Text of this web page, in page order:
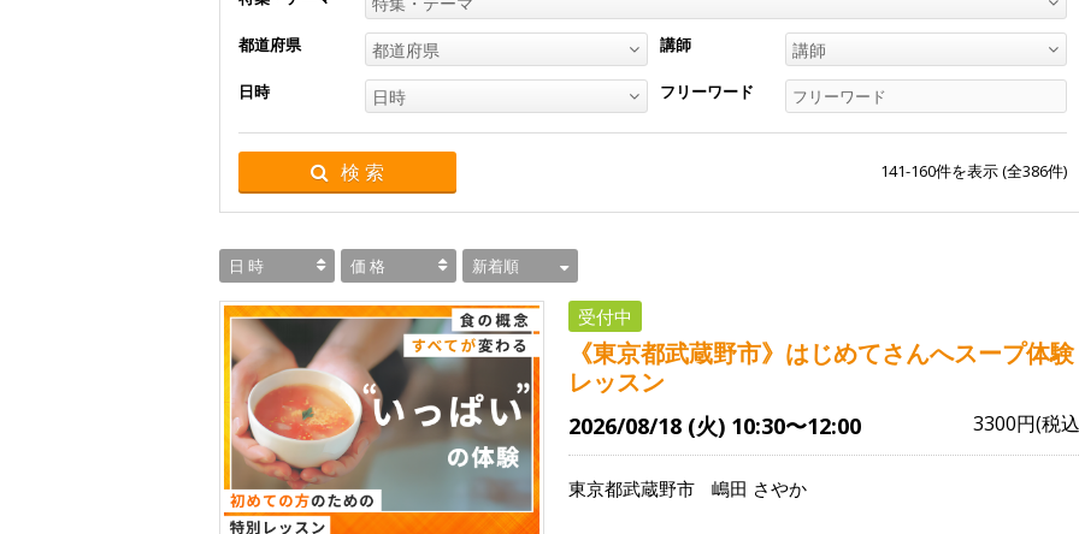
都道府県 都道府県 講師 講師
日時 日時 フリーワード
検 索 141-160件を表示 (全386件)
日 時 価 格 新着順
受付中
《東京都武蔵野市》はじめてさんへスープ体験
レッスン
2026/08/18 (火) 10:30〜12:00 3300円(税
東京都武蔵野市 嶋田 さやか